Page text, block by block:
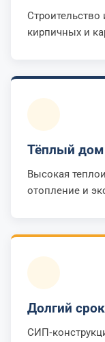
кирпичных и
Тёплый дом
Высокая
отопление и
Долгий
СИП-